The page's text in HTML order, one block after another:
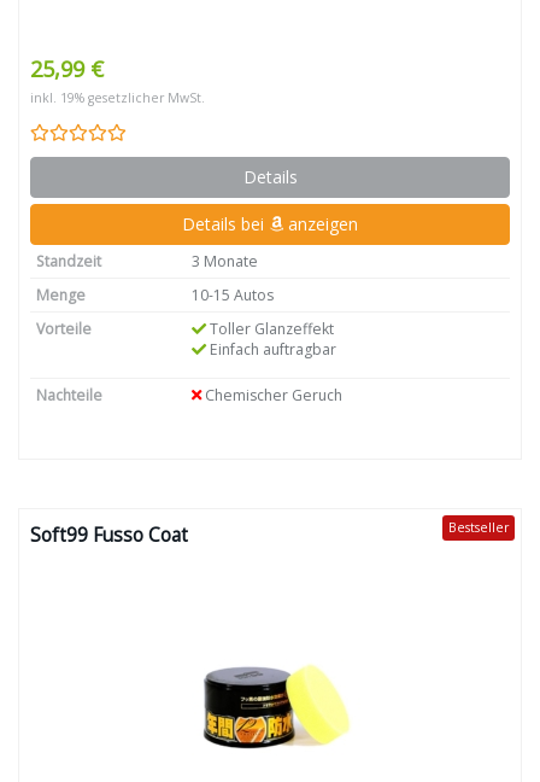
25,99 €
inkl. 19% gesetzlicher MwSt.
Details
Details bei anzeigen
Standzeit
3 Monate
Menge
10-15 Autos
Vorteile
Toller Glanzeffekt
Einfach auftragbar
Nachteile Chemischer Geruch
Bestseller
Soft99 Fusso Coat